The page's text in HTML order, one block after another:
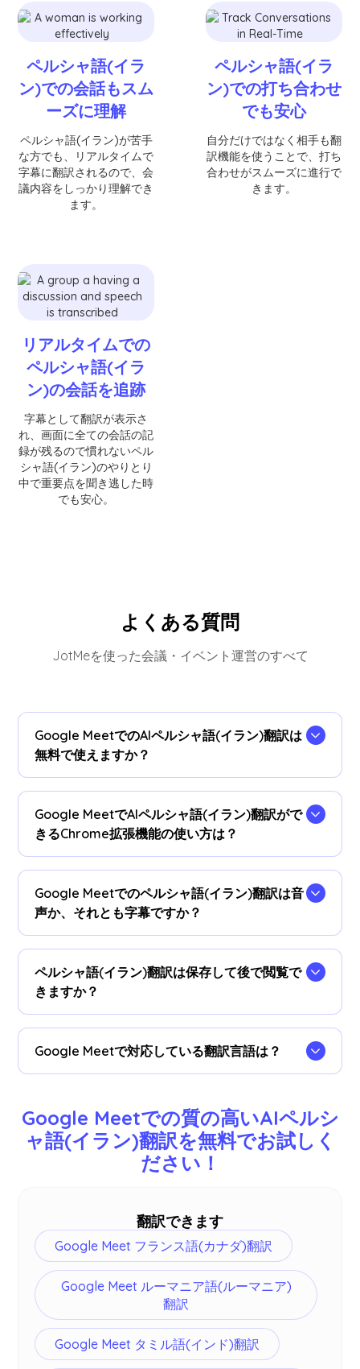
ペルシャ語(イラ
ン)での会話もスム
ーズに理解
ペルシャ語(イラン)が苦手
な方でも、リアルタイムで
字幕に翻訳されるので、会
議内容をしっかり理解でき
ます。
ペルシャ語(イラ
ン)での打ち合わせ
でも安心
自分だけではなく相手も翻
訳機能を使うことで、打ち
合わせがスムーズに進行で
きます。
リアルタイムでの
ペルシャ語(イラ
ン)の会話を追跡
字幕として翻訳が表示さ
れ、画面に全ての会話の記
録が残るので慣れないペル
シャ語(イラン)のやりとり
中で重要点を聞き逃した時
でも安心。
よくある質問
JotMeを使った会議・イベント運営のすべて
Google MeetでのAIペルシャ語(イラン)翻訳は
無料で使えますか？
はい、無料でご利用いただけます。必要に応じて
プラン
をアップグレードして、ペルシャ語(イラ
ン)翻訳時間を追加できます。
Google MeetでAIペルシャ語(イラン)翻訳がで
きるChrome拡張機能の使い方は？
まず、JotMeのChrome拡張機能をChromeに追加
するとすぐにリアルタイムペルシャ語(イラン)翻
訳が使えます。
Google Meetでのペルシャ語(イラン)翻訳は音
声か、それとも字幕ですか？
現在、字幕で公には提供しております。音声ペル
シャ語(イラン)翻訳が必要な場合は、お問い合わ
せください。
ペルシャ語(イラン)翻訳は保存して後で閲覧で
きますか？
はい、保存された翻訳はJotMeダッシュボードで
閲覧可能です。文字起こしされた議事録もペルシ
ャ語(イラン)翻訳と並べて確認できます。
Google Meetで対応している翻訳言語は？
ン語、フィンランド語、アラビア語、ヒンディー
語、ウルドゥー語、トルコ語、ノルウェー語、イ
タリア語、ビルマ語、ロシア語、フィリピン語、
Google Meetでの質の高いAIペルシ
ャ語(イラン)翻訳を無料でお試しく
ださい！
翻訳できます
Google Meet フランス語(カナダ)翻訳
Google Meet ルーマニア語(ルーマニア)
翻訳
Google Meet タミル語(インド)翻訳